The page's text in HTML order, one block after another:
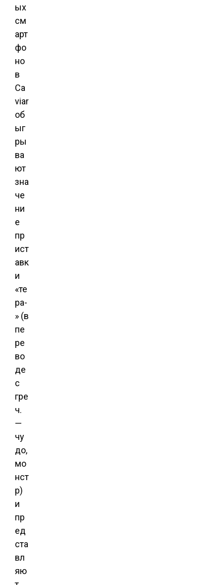
ых
см
арт
фо
но
в
Ca
viar
об
ыг
ры
ва
ют
зна
че
ни
е
пр
ист
авк
и
«те
ра-
» (в
пе
ре
во
де
с
гре
ч.
—
чу
до,
мо
нст
р)
и
пр
ед
ста
вл
яю